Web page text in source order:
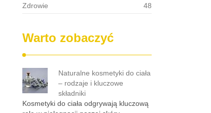
Zdrowie
48
Warto zobaczyć
Naturalne kosmetyki do ciała
– rodzaje i kluczowe
składniki
Kosmetyki do ciała odgrywają kluczową